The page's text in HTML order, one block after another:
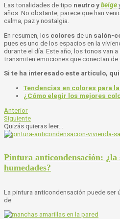
Las tonalidades de tipo neutro ybeige
años. No obstante, parece que han
calma, paz y nostalgia.
En resumen, los colores de un salón-
pues es uno de los espacios en la
durante el día. Este año, los tonos van
transmiten emociones que conectan de
Si te ha interesado este artículo,
Tendencias en colores para
¿Cómo elegir los mejores
Anterior
Siguiente
Quizás quieras leer...
Pintura anticondensación: ¿la
humedades?
La pintura anticondensación puede ser
de